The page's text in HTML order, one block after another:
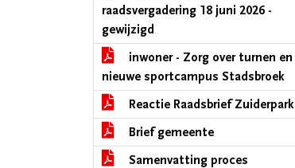
raadsvergadering 18 juni 2026 -
gewijzigd
inwoner - Zorg over turnen en
nieuwe sportcampus Stadsbroek
Reactie Raadsbrief Zuiderpark
Brief gemeente
Samenvatting proces